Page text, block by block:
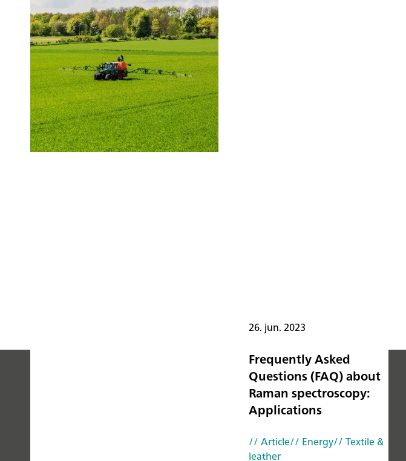
26. jun. 2023
Frequently Asked
Questions (FAQ) about
Raman spectroscopy:
Applications
// Article// Energy// Textile &
leather